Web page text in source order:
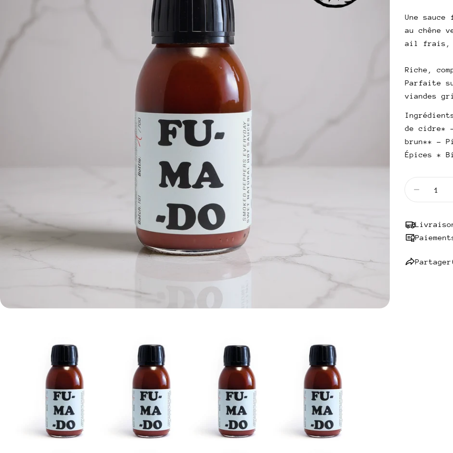
de
vente
Une sauce
au chêne
ail frais,
Riche,
Parfaite
viandes
de cidre* -
brun** -
Épices *
Partager